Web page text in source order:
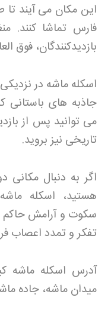
این مکان می آیند تا
فارس تماشا کنند.
بازدیدکنندگان، فوق
اسکله ماشه در
جاذبه های
می توانید پس از
تاریخی نیز بروید.
اگر به دنبال
هستید، اسکله
سکوت و آرامش حاکم
تفکر و تمدد اعصاب
آدرس اسکله ماشه
میدان ماشه، جاده